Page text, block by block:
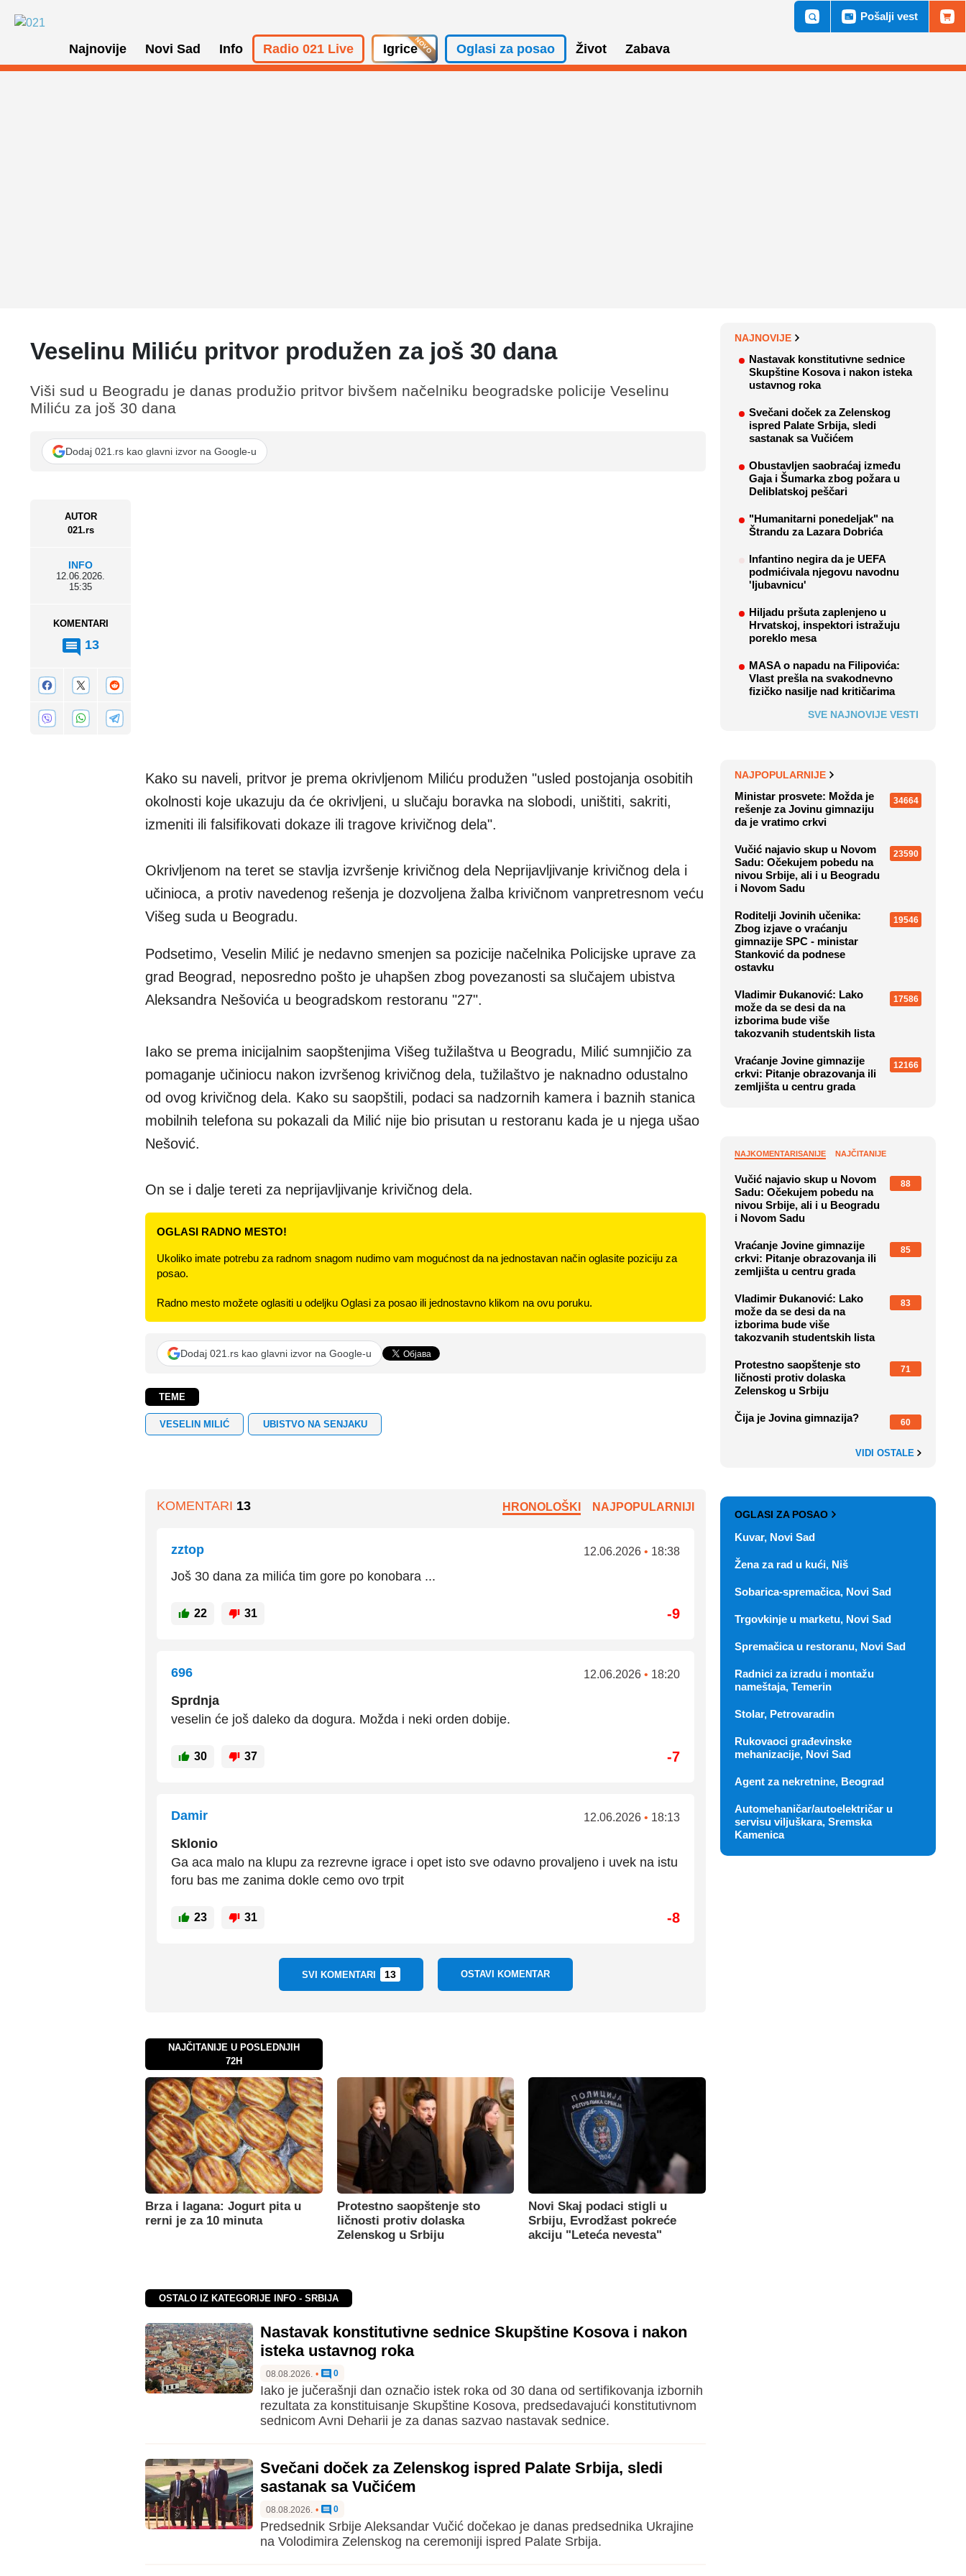
Najnovije Novi Sad Info Radio 021 Live Igrice Oglasi za posao Život Zabava
Pošalji vest
Veselinu Miliću pritvor produžen za još 30 dana
AUTOR
021.rs
INFO
12.06.2026.
15:35
KOMENTARI
13
Viši sud u Beogradu je danas produžio pritvor bivšem načelniku beogradske policije Veselinu
Miliću za još 30 dana
Dodaj 021.rs kao glavni izvor na Google-u
Kako su naveli, pritvor je prema okrivljenom Miliću produžen "usled postojanja osobitih
okolnosti koje ukazuju da će okrivljeni, u slučaju boravka na slobodi, uništiti, sakriti,
izmeniti ili falsifikovati dokaze ili tragove krivičnog dela".
Okrivljenom na teret se stavlja izvršenje krivičnog dela Neprijavljivanje krivičnog dela i
učinioca, a protiv navedenog rešenja je dozvoljena žalba krivičnom vanpretresnom veću
Višeg suda u Beogradu.
Podsetimo, Veselin Milić je nedavno smenjen sa pozicije načelnika Policijske uprave za
grad Beograd, neposredno pošto je uhapšen zbog povezanosti sa slučajem ubistva
Aleksandra Nešovića u beogradskom restoranu "27".
Iako se prema inicijalnim saopštenjima Višeg tužilaštva u Beogradu, Milić sumnjičio za
pomaganje učiniocu nakon izvršenog krivičnog dela, tužilaštvo je naknadno odustalno
od ovog krivičnog dela. Kako su saopštili, podaci sa nadzornih kamera i baznih stanica
mobilnih telefona su pokazali da Milić nije bio prisutan u restoranu kada je u njega ušao
Nešović.
On se i dalje tereti za neprijavljivanje krivičnog dela.
OGLASI RADNO MESTO!
Ukoliko imate potrebu za radnom snagom nudimo vam mogućnost da na jednostavan način oglasite poziciju za
posao.
Radno mesto možete oglasiti u odeljku Oglasi za posao ili jednostavno klikom na ovu poruku.
Dodaj 021.rs kao glavni izvor na Google-u
TEME
VESELIN MILIĆ UBISTVO NA SENJAKU
KOMENTARI 13 HRONOLOŠKI NAJPOPULARNIJI
zztop 12.06.2026 • 18:38
Još 30 dana za milića tim gore po konobara ...
22 31 -9
696 12.06.2026 • 18:20
Sprdnja
veselin će još daleko da dogura. Možda i neki orden dobije.
30 37 -7
Damir 12.06.2026 • 18:13
Sklonio
Ga aca malo na klupu za rezrevne igrace i opet isto sve odavno provaljeno i uvek na istu
foru bas me zanima dokle cemo ovo trpit
23 31 -8
SVI KOMENTARI 13 OSTAVI KOMENTAR
NAJČITANIJE U POSLEDNJIH
72H
Brza i lagana: Jogurt pita u
rerni je za 10 minuta
Protestno saopštenje sto
ličnosti protiv dolaska
Zelenskog u Srbiju
Novi Skaj podaci stigli u
Srbiju, Evrodžast pokreće
akciju "Leteća nevesta"
OSTALO IZ KATEGORIJE INFO - SRBIJA
Nastavak konstitutivne sednice Skupštine Kosova i nakon
isteka ustavnog roka
08.08.2026. • 0
Iako je jučerašnji dan označio istek roka od 30 dana od sertifikovanja izbornih
rezultata za konstituisanje Skupštine Kosova, predsedavajući konstitutivnom
sednicom Avni Deharii je za danas sazvao nastavak sednice.
Svečani doček za Zelenskog ispred Palate Srbija, sledi
sastanak sa Vučićem
08.08.2026. • 0
Predsednik Srbije Aleksandar Vučić dočekao je danas predsednika Ukrajine
na Volodimira Zelenskog na ceremoniji ispred Palate Srbija.
NAJNOVIJE
Nastavak konstitutivne sednice
Skupštine Kosova i nakon isteka
ustavnog roka
Svečani doček za Zelenskog
ispred Palate Srbija, sledi
sastanak sa Vučićem
Obustavljen saobraćaj između
Gaja i Šumarka zbog požara u
Deliblatskoj peščari
"Humanitarni ponedeljak" na
Štrandu za Lazara Dobrića
Infantino negira da je UEFA
podmićivala njegovu navodnu
'ljubavnicu'
Hiljadu pršuta zaplenjeno u
Hrvatskoj, inspektori istražuju
poreklo mesa
MASA o napadu na Filipovića:
Vlast prešla na svakodnevno
fizičko nasilje nad kritičarima
SVE NAJNOVIJE VESTI
NAJPOPULARNIJE
Ministar prosvete: Možda je
rešenje za Jovinu gimnaziju
da je vratimo crkvi
34664
Vučić najavio skup u Novom
Sadu: Očekujem pobedu na
nivou Srbije, ali i u Beogradu
i Novom Sadu
23590
Roditelji Jovinih učenika:
Zbog izjave o vraćanju
gimnazije SPC - ministar
Stanković da podnese
ostavku
19546
Vladimir Đukanović: Lako
može da se desi da na
izborima bude više
takozvanih studentskih lista
17586
Vraćanje Jovine gimnazije
crkvi: Pitanje obrazovanja ili
zemljišta u centru grada
12166
NAJKOMENTARISANIJE NAJČITANIJE
Vučić najavio skup u Novom
Sadu: Očekujem pobedu na
nivou Srbije, ali i u Beogradu
i Novom Sadu
88
Vraćanje Jovine gimnazije
crkvi: Pitanje obrazovanja ili
zemljišta u centru grada
85
Vladimir Đukanović: Lako
može da se desi da na
izborima bude više
takozvanih studentskih lista
83
Protestno saopštenje sto
ličnosti protiv dolaska
Zelenskog u Srbiju
71
Čija je Jovina gimnazija? 60
VIDI OSTALE
OGLASI ZA POSAO
Kuvar, Novi Sad
Žena za rad u kući, Niš
Sobarica-spremačica, Novi Sad
Trgovkinje u marketu, Novi Sad
Spremačica u restoranu, Novi Sad
Radnici za izradu i montažu
nameštaja, Temerin
Stolar, Petrovaradin
Rukovaoci građevinske
mehanizacije, Novi Sad
Agent za nekretnine, Beograd
Automehaničar/autoelektričar u
servisu viljuškara, Sremska
Kamenica